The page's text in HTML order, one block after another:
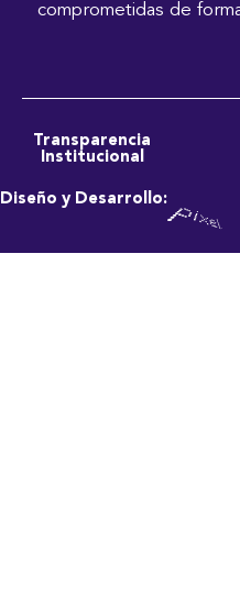
comprometidas de
Transparencia
Institucional
Diseño y Desarrollo: